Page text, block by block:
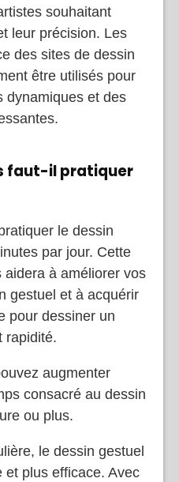
souhaitant
leur précision. Les
des sites de dessin
être utilisés pour
dynamiques et des
faut-il pratiquer
le dessin
par jour. Cette
aidera à améliorer vos
gestuel et à acquérir
pour dessiner un
rapidité.
augmenter
consacré au dessin
ou plus.
le dessin gestuel
et plus efficace. Avec